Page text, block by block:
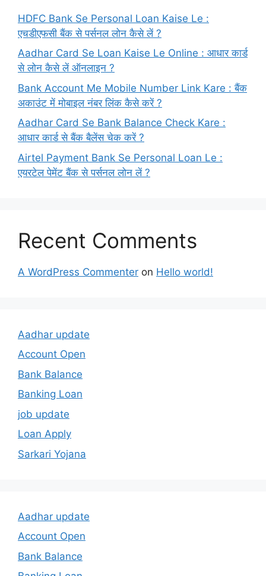
HDFC Bank Se Personal Loan Kaise Le :
एचडीएफसी बैंक से पर्सनल लोन कैसे लें ?
Aadhar Card Se Loan Kaise Le Online : आधार कार्ड
से लोन कैसे लें ऑनलाइन ?
Bank Account Me Mobile Number Link Kare : बैंक
अकाउंट में मोबाइल नंबर लिंक कैसे करें ?
Aadhar Card Se Bank Balance Check Kare :
आधार कार्ड से बैंक बैलेंस चेक करें ?
Airtel Payment Bank Se Personal Loan Le :
एयरटेल पेमेंट बैंक से पर्सनल लोन लें ?
Recent Comments
A WordPress Commenter on Hello world!
Aadhar update
Account Open
Bank Balance
Banking Loan
job update
Loan Apply
Sarkari Yojana
Aadhar update
Account Open
Bank Balance